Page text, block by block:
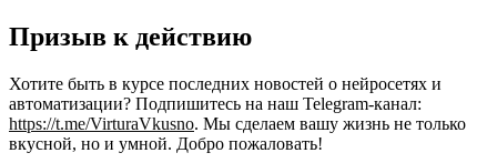
Призыв к действию
Хотите быть в курсе последних новостей о нейросетях и
автоматизации? Подпишитесь на наш Telegram-канал:
https://t.me/VirturaVkusno. Мы сделаем вашу жизнь не только
вкусной, но и умной. Добро пожаловать!